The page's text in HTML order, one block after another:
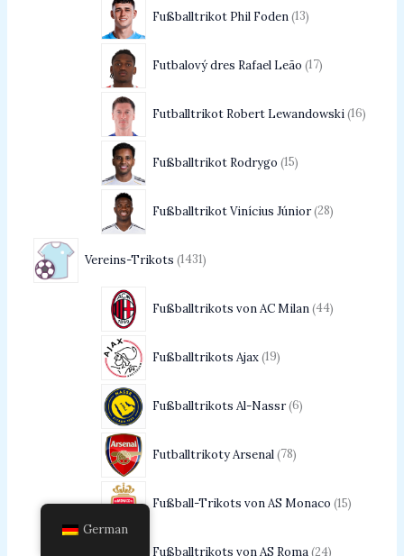
Fußballtrikot Phil Foden 13
Futbalový dres Rafael Leão 17
Futballtrikot Robert Lewandowski 16
Fußballtrikot Rodrygo 15
Fußballtrikot Vinícius Júnior 28
Vereins-Trikots 1431
Fußballtrikots von AC Milan 44
Fußballtrikots Ajax 19
Fußballtrikots Al-Nassr 6
Futballtrikoty Arsenal 78
Fußball-Trikots von AS Monaco 15
Fußballtrikots von AS Roma 24
German